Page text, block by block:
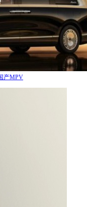
产MPV